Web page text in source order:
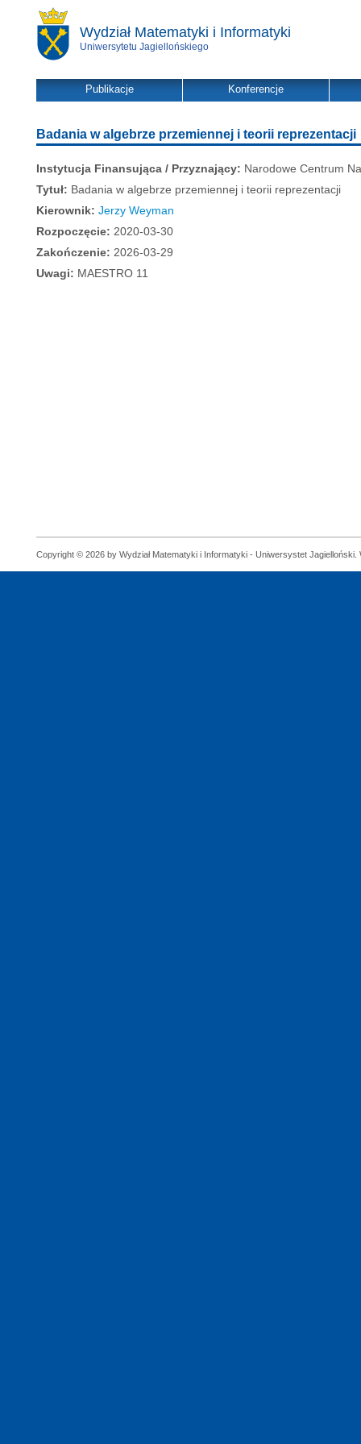
Wydział Matematyki i Informatyki
Uniwersytetu Jagiellońskiego
Publikacje Konferencje
Badania w algebrze przemiennej i teorii reprezentacji
Instytucja Finansująca / Przyznający: Narodowe Centrum
Tytuł: Badania w algebrze przemiennej i teorii reprezentacji
Kierownik: Jerzy Weyman
Rozpoczęcie: 2020-03-30
Zakończenie: 2026-03-29
Uwagi: MAESTRO 11
Copyright © 2026 by Wydział Matematyki i Informatyki - Uniwersystet